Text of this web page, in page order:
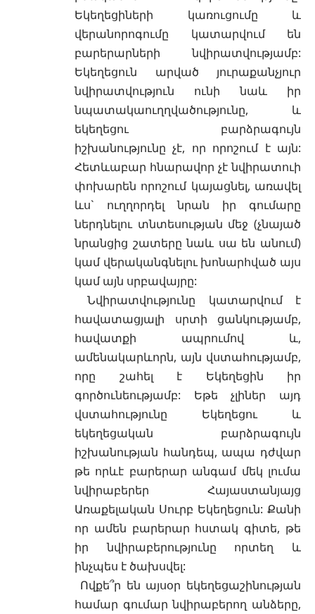
Եկեղեցիների կառուցումը և
վերանորոգումը կատարվում են
բարերարների նվիրատվությամբ:
Եկեղեցուն արված յուրաքանչյուր
նվիրատվություն ունի նաև իր
նպատակաուղղվածությունը, և
եկեղեցու բարձրագույն
իշխանությունը չէ, որ որոշում է այն:
Հետևաբար հնարավոր չէ նվիրատուի
փոխարեն որոշում կայացնել, առավել
ևս` ուղղորդել նրան իր գումարը
ներդնելու տնտեսության մեջ (չնայած
նրանցից շատերը նաև սա են անում)
կամ վերականգնելու խոնարհված այս
կամ այն սրբավայրը:
Նվիրատվությունը կատարվում է
հավատացյալի սրտի ցանկությամբ,
հավատքի ապրումով և,
ամենակարևորն, այն վստահությամբ,
որը շահել է Եկեղեցին իր
գործունեությամբ: Եթե չլիներ այդ
վստահությունը Եկեղեցու և
եկեղեցական բարձրագույն
իշխանության հանդեպ, ապա դժվար
թե որևէ բարերար անգամ մեկ լումա
նվիրաբերեր Հայաստանյայց
Առաքելական Սուրբ Եկեղեցուն: Քանի
որ ամեն բարերար հստակ գիտե, թե
իր նվիրաբերությունը որտեղ և
ինչպես է ծախսվել:
Ովքե՞ր են այսօր եկեղեցաշինության
համար գումար նվիրաբերող անձերը,